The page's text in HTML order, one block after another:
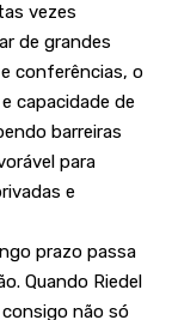
vezes
de grandes
conferências, o
capacidade de
barreiras
para
e
prazo passa
Quando Riedel
consigo não só